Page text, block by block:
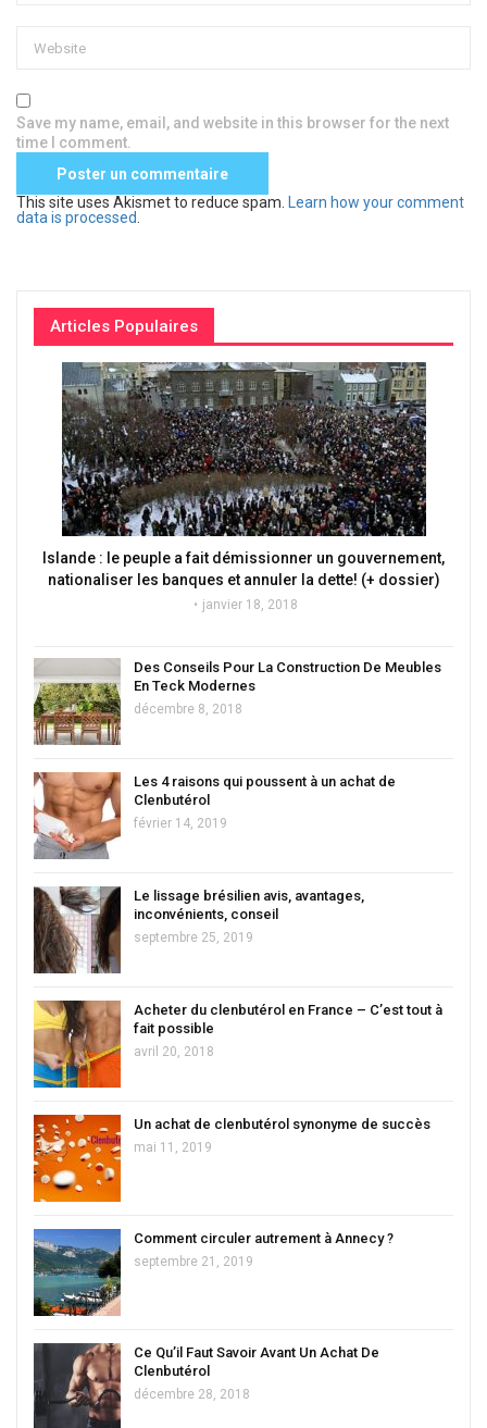
Save my name, email, and website in this browser for the next
time I comment.
This site uses Akismet to reduce spam. Learn how your comment
data is processed.
Articles Populaires
Islande : le peuple a fait démissionner un gouvernement,
nationaliser les banques et annuler la dette! (+ dossier)
janvier 18, 2018
Des Conseils Pour La Construction De Meubles
En Teck Modernes
décembre 8, 2018
Les 4 raisons qui poussent à un achat de
Clenbutérol
février 14, 2019
Le lissage brésilien avis, avantages,
inconvénients, conseil
septembre 25, 2019
Acheter du clenbutérol en France – C’est tout à
fait possible
avril 20, 2018
Un achat de clenbutérol synonyme de succès
mai 11, 2019
Comment circuler autrement à Annecy ?
septembre 21, 2019
Ce Qu’il Faut Savoir Avant Un Achat De
Clenbutérol
décembre 28, 2018